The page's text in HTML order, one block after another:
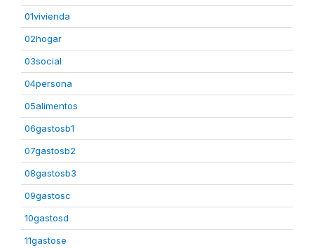
01vivienda
02hogar
03social
04persona
05alimentos
06gastosb1
07gastosb2
08gastosb3
09gastosc
10gastosd
11gastose